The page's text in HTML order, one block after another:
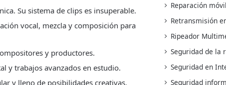
Su sistema de clips es insuperable.
vocal, mezcla y composición para
y productores.
y trabajos avanzados en estudio.
y lleno de posibilidades creativas.
Reparación móvil
Retransmisión
Ripeador
Seguridad de la
Seguridad en
Seguridad